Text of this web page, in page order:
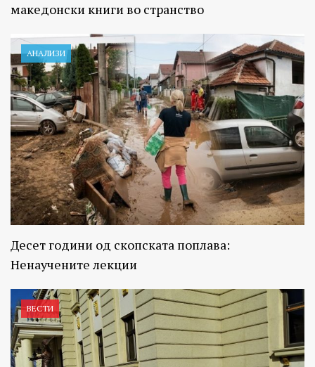
македонски книги во странство
АНАЛИЗИ
Десет години од скопската поплава:
Ненаучените лекции
ВЕСТИ